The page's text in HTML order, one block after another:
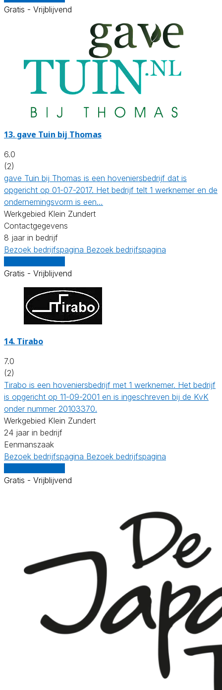
Gratis - Vrijblijvend
13. gave Tuin bij Thomas
6.0
(2)
gave Tuin bij Thomas is een hoveniersbedrijf dat is
opgericht op 01-07-2017. Het bedrijf telt 1 werknemer en de
ondernemingsvorm is een…
Werkgebied Klein Zundert
Contactgegevens
8 jaar in bedrijf
Bezoek bedrijfspagina Bezoek bedrijfspagina
Gratis - Vrijblijvend
14. Tirabo
7.0
(2)
Tirabo is een hoveniersbedrijf met 1 werknemer. Het bedrijf
is opgericht op 11-09-2001 en is ingeschreven bij de KvK
onder nummer 20103370.
Werkgebied Klein Zundert
24 jaar in bedrijf
Eenmanszaak
Bezoek bedrijfspagina Bezoek bedrijfspagina
Gratis - Vrijblijvend